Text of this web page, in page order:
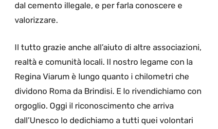
dal cemento illegale, e per farla conoscere e
valorizzare.
Il tutto grazie anche all’aiuto di altre associazioni,
realtà e comunità locali. Il nostro legame con la
Regina Viarum è lungo quanto i chilometri che
dividono Roma da Brindisi. E lo rivendichiamo con
orgoglio. Oggi il riconoscimento che arriva
dall’Unesco lo dedichiamo a tutti quei volontari